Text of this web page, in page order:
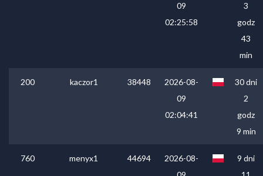
09
02:25:58
3
godz
43
min
200 kaczor1 38448
2026-08-
09
02:04:41
30 dni
2
godz
9 min
760 menyx1 44694
2026-08-
9 dni